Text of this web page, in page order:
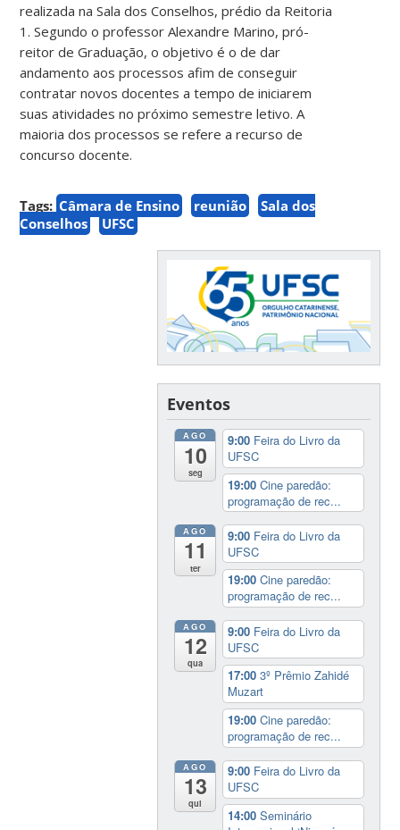
realizada na Sala dos Conselhos, prédio da Reitoria
1. Segundo o professor Alexandre Marino, pró-
reitor de Graduação, o objetivo é o de dar
andamento aos processos afim de conseguir
contratar novos docentes a tempo de iniciarem
suas atividades no próximo semestre letivo. A
maioria dos processos se refere a recurso de
concurso docente.
Tags: Câmara de Ensino reunião
Sala dos
Conselhos
UFSC
Eventos
AGO
10
seg
9:00 Feira do Livro da
UFSC
19:00Cine paredão:
programação de rec...
AGO
11
ter
9:00 Feira do Livro da
UFSC
19:00Cine paredão:
programação de rec...
AGO
12
qua
9:00 Feira do Livro da
UFSC
17:003º Prêmio Zahidé
Muzart
19:00Cine paredão:
programação de rec...
AGO
13
qui
9:00 Feira do Livro da
UFSC
14:00Seminário